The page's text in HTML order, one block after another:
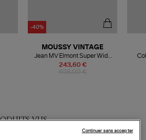
-40%
243,60 €
MOUSSY VINTAGE
Jean MV Elmont Super Wide
Light Black
VUS
Continuer sans accepter